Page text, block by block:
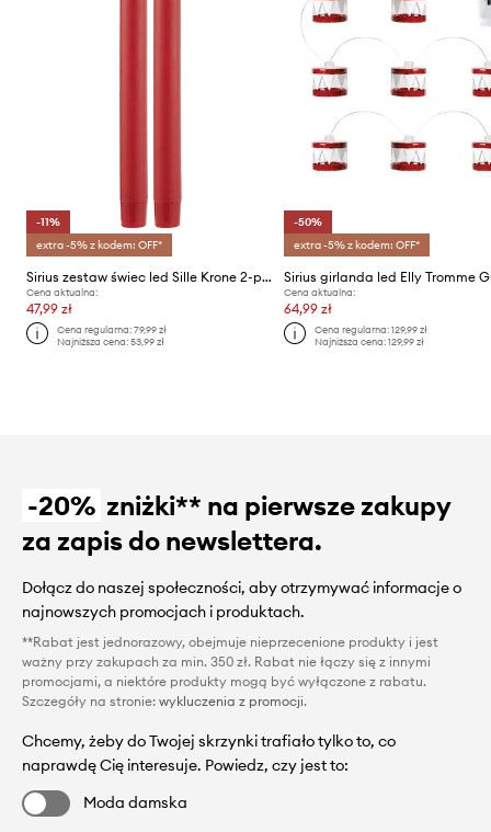
-11%
extra -5% z kodem: OFF*
Sirius zestaw świec led Sille Krone 2-pack
Cena aktualna:
47,99 zł
Cena regularna:79,99 zł
Najniższa cena:53,99 zł
-50%
extra -5% z kodem: OFF*
Cena aktualna:
64,99 zł
Cena regularna: 129,99 zł
Najniższa cena: 129,99 zł
-20% zniżki** na pierwsze zakupy
za zapis do newslettera.
Dołącz do naszej społeczności, aby otrzymywać informacje o
najnowszych promocjach i produktach.
**Rabat jest jednorazowy, obejmuje nieprzecenione produkty i jest
ważny przy zakupach za min. 350 zł. Rabat nie łączy się z innymi
promocjami, a niektóre produkty mogą być wyłączone z rabatu.
Szczegóły na stronie: wykluczenia z promocji.
Chcemy, żeby do Twojej skrzynki trafiało tylko to, co
naprawdę Cię interesuje. Powiedz, czy jest to:
Moda damska